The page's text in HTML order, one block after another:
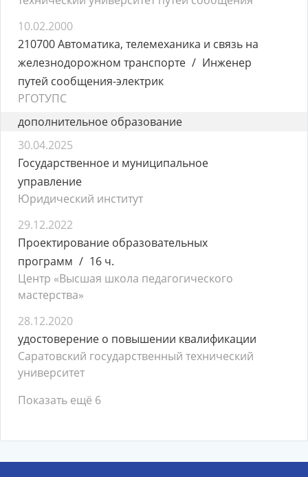
10.02.2000
210700 Автоматика, телемеханика и связь на
железнодорожном транспорте
Инженер
путей сообщения-электрик
РГОТУПС
дополнительное образование
30.04.2025
Государственное и муниципальное
управление
Юридический институт
29.12.2022
Проектирование образовательных
программ
16 ч.
Центр «Высшая школа педагогического
мастерства»
28.12.2020
удостоверение о повышении квалификации
Саратовский государственный технический
университет
Показать ещё 6